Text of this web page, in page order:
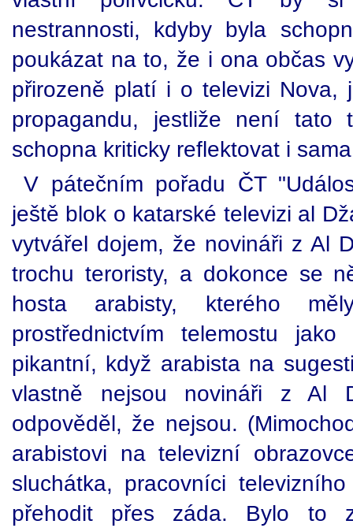
nestrannosti, kdyby byla
poukázat na to, že i ona občas
přirozeně platí i o televizi Nova,
propagandu, jestliže není tato
schopna kriticky reflektovat i
V pátečním pořadu ČT
ještě blok o katarské televizi al
vytvářel dojem, že novináři z Al
trochu teroristy, a dokonce se
hosta arabisty, kterého
prostřednictvím telemostu
pikantní, když arabista na
vlastně nejsou novináři z Al
odpověděl, že nejsou.
arabistovi na televizní
sluchátka, pracovníci
přehodit přes záda. Bylo to